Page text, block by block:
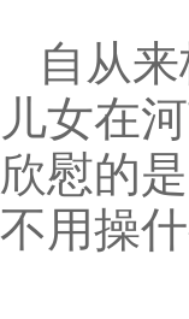
自从
儿女在
欣慰的
不用操